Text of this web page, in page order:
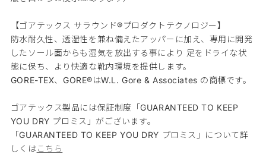
【ゴアテックス サラウンド®プロダクトテクノロジー】
防水耐久性、透湿性を兼ね備えたアッパーに加え、専用に開発
したソール面からも湿気を放出する事により 足をドライな状
態に保ち、より快適な靴内環境を提供します。
GORE-TEX、GORE®はW.L. Gore & Associates の商標です。
ゴアテックス製品には保証制度「GUARANTEED TO KEEP
YOU DRY プロミス」がございます。
「GUARANTEED TO KEEP YOU DRY プロミス」について詳
しくはこちら